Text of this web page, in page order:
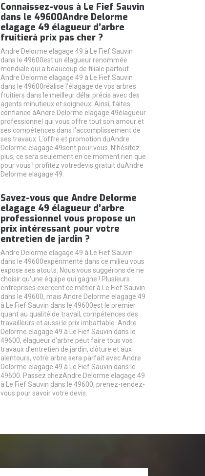
Connaissez-vous à Le Fief Sauvin
dans le 49600Andre Delorme
elagage 49 élagueur d’arbre
fruitierà prix pas cher ?
Andre Delorme elagage 49 à Le Fief Sauvin
dans le 49600est un élagueur renommée
mondiale qui a beaucoup de filiale partout.
Andre Delorme elagage 49 à Le Fief Sauvin
dans le 49600réalise l’élagage de vos arbres
fruitiers dans le meilleur délai précis avec des
agents minutieux et soigneux. Ainsi, faites
confiance àAndre Delorme elagage 49élagueur
professionnel qui vous offre tout son amour et
ses compétences dans l’accomplissement de
ses travaux. L’offre et promotion duAndre
Delorme elagage 49sont pour vous. N’hésitez
plus, ce sera seulement en ce moment rien que
pour vous ! profitez votredevis gratuit duAndre
Delorme elagage 49.
Savez-vous que Andre Delorme
elagage 49 élagueur d’arbre
professionnel vous propose un
prix intéressant pour votre
entretien de jardin ?
Andre Delorme elagage 49 à Le Fief Sauvin
dans le 49600expérimenté dans ce milieu vous
expose ses atouts. Nous vous suggérons de ne
choisir qu’une équipe qui gagne ! Plusieurs
entreprises exercent ce métier à Le Fief Sauvin
dans le 49600, mais Andre Delorme elagage 49
à Le Fief Sauvin dans le 49600est le premier
quant au qualité de travail, compétences des
travailleurs et aussi le prix imbattable. Andre
Delorme elagage 49 à Le Fief Sauvin dans le
49600, élagueur d’arbre peut faire tous vos
travaux d’entretien de jardin, clôture et aux
alentours, votre arbre sera parfait avec Andre
Delorme elagage 49 à Le Fief Sauvin dans le
49600. Passez chezAndre Delorme elagage 49
à Le Fief Sauvin dans le 49600, prenez-rendez-
vous pour savoir votre devis.